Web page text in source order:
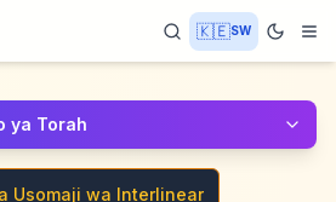
🇰🇪SW
ya Torah
Usomaji wa Interlinear